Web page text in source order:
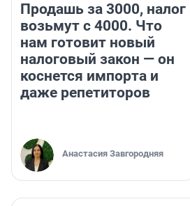
Продашь за 3000, налог
возьмут с 4000. Что
нам готовит новый
налоговый закон — он
коснется импорта и
даже репетиторов
Анастасия Завгородняя